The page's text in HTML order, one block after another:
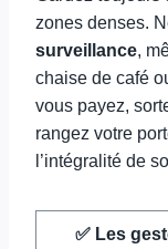
zones denses.
surveillance,
chaise de café
vous payez,
rangez votre
l’intégralité de
✅ Les